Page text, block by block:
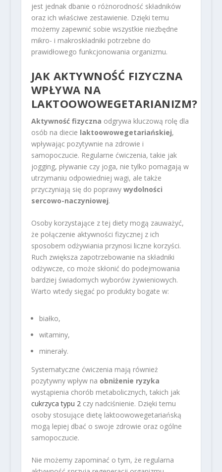
jest jednak dbanie o różnorodność składników
oraz ich właściwe zestawienie. Dzięki temu
możemy zapewnić sobie wszystkie niezbędne
mikro- i makroskładniki potrzebne do
prawidłowego funkcjonowania organizmu.
JAK AKTYWNOŚĆ FIZYCZNA
WPŁYWA NA
LAKTOOWOWEGETARIANIZM?
Aktywność fizyczna odgrywa kluczową rolę dla
osób na diecie laktoowowegetariańskiej,
wpływając pozytywnie na zdrowie i
samopoczucie. Regularne ćwiczenia, takie jak
jogging, pływanie czy joga, nie tylko pomagają w
utrzymaniu odpowiedniej wagi, ale także
przyczyniają się do poprawy wydolności
sercowo-naczyniowej.
Osoby korzystające z tej diety mogą zauważyć,
że połączenie aktywności fizycznej z ich
sposobem odżywiania przynosi liczne korzyści.
Ruch zwiększa zapotrzebowanie na składniki
odżywcze, co może skłonić do podejmowania
bardziej świadomych wyborów żywieniowych.
Warto wtedy sięgać po produkty bogate w:
białko,
witaminy,
minerały.
Systematyczne ćwiczenia mają również
pozytywny wpływ na obniżenie ryzyka
wystąpienia chorób metabolicznych, takich jak
cukrzyca typu 2 czy nadciśnienie. Dzięki temu
osoby stosujące dietę laktoowowegetariańską
mogą lepiej dbać o swoje zdrowie oraz ogólne
samopoczucie.
Nie możemy zapominać o tym, że regularna